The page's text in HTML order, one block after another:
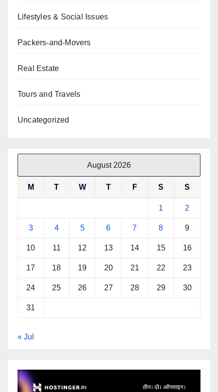
Lifestyles & Social Issues
Packers-and-Movers
Real Estate
Tours and Travels
Uncategorized
August 2026
M T W T F S S
1 2
3 4 5 6 7 8 9
10 11 12 13 14 15 16
17 18 19 20 21 22 23
24 25 26 27 28 29 30
31
« Jul